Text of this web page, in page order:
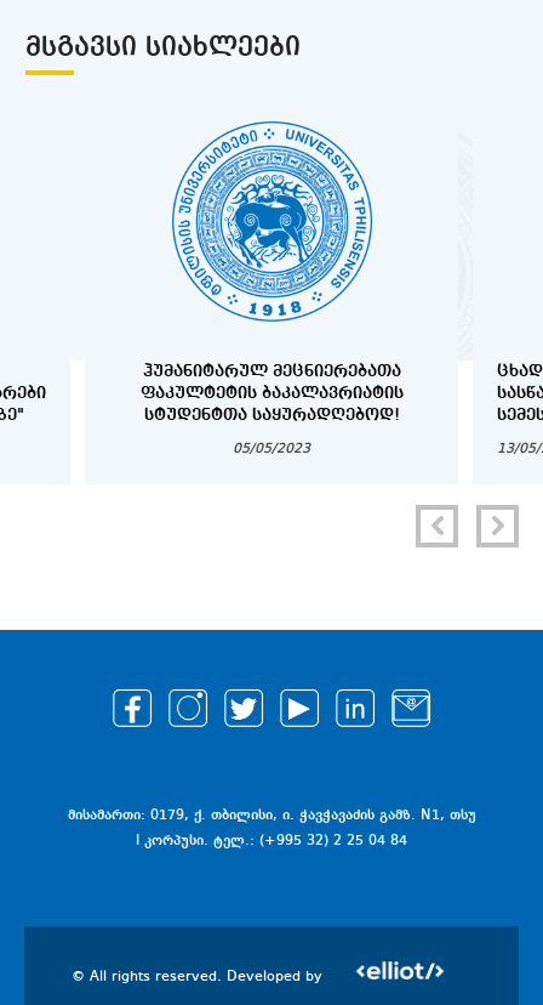
ᲛᲡᲒᲐᲕᲡᲘ ᲡᲘᲐᲮᲚᲔᲔᲑᲘ
ᲰᲣᲛᲐᲜᲘᲢᲐᲠᲣᲚ ᲛᲔᲪᲜᲘᲔᲠᲔᲑᲐᲗᲐ
ᲤᲐᲙᲣᲚᲢᲔᲢᲘᲡ ᲑᲐᲙᲐᲚᲐᲕᲠᲘᲐᲢᲘᲡ
ᲡᲢᲣᲓᲔᲜᲢᲗᲐ ᲡᲐᲧᲣᲠᲐᲓᲦᲔᲑᲝᲓ!
05/05/2023 13/
მისამართი: 0179, ქ. თბილისი, ი. ჭავჭავაძის გამზ. N1, თსუ
I კორპუსი. ტელ.: (+995 32) 2 25 04 84
© All rights reserved. Developed by